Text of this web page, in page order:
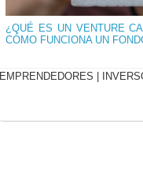
¿QUÉ ES UN VENTURE
CÓMO FUNCIONA UN
EMPRENDEDORES